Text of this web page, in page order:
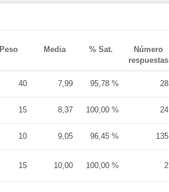
Peso Media % Sat.
Número
respuestas
40 7,99 95,78 % 28
15 8,37 100,00 % 24
10 9,05 96,45 % 135
15 10,00 100,00 % 2